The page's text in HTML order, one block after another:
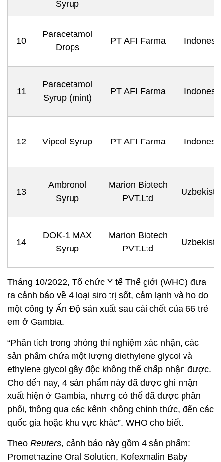
Syrup
10
Paracetamol
Drops
PT AFI Farma
11
Paracetamol
Syrup (mint)
PT AFI Farma
12 Vipcol Syrup PT AFI Farma
13
Ambronol
Syrup
Marion Biotech
PVT.Ltd
14
DOK-1 MAX
Syrup
Marion Biotech
PVT.Ltd
Tháng 10/2022, Tổ chức Y tế Thế giới (WHO) đưa
ra cảnh báo về 4 loại siro trị sốt, cảm lạnh và ho do
một công ty Ấn Độ sản xuất sau cái chết của 66 trẻ
em ở Gambia.
“Phân tích trong phòng thí nghiệm xác nhận, các
sản phẩm chứa một lượng diethylene glycol và
ethylene glycol gây độc không thể chấp nhận được.
Cho đến nay, 4 sản phẩm này đã được ghi nhận
xuất hiện ở Gambia, nhưng có thể đã được phân
phối, thông qua các kênh không chính thức, đến các
quốc gia hoặc khu vực khác”, WHO cho biết.
Theo Reuters, cảnh báo này gồm 4 sản phẩm:
Promethazine Oral Solution, Kofexmalin Baby